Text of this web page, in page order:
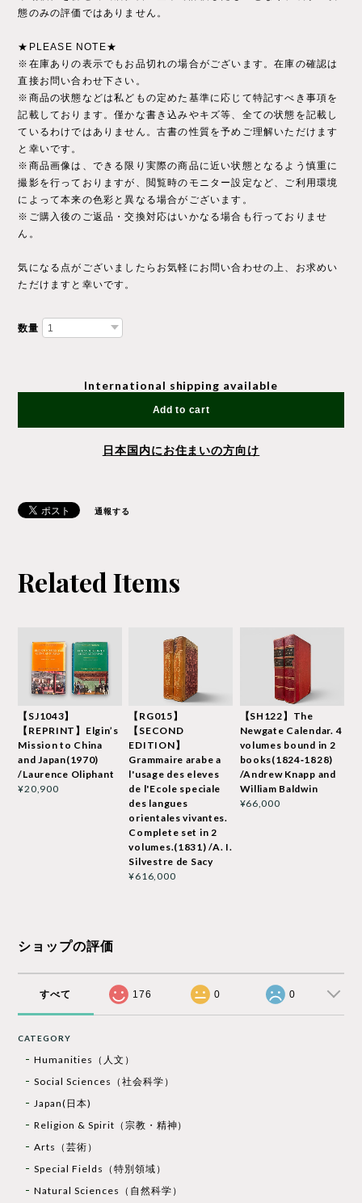
態のみの評価ではありません。
★PLEASE NOTE★
※在庫ありの表示でもお品切れの場合がございます。在庫の確認は
直接お問い合わせ下さい。
※商品の状態などは私どもの定めた基準に応じて特記すべき事項を
記載しております。僅かな書き込みやキズ等、全ての状態を記載し
ているわけではありません。古書の性質を予めご理解いただけます
と幸いです。
※商品画像は、できる限り実際の商品に近い状態となるよう慎重に
撮影を行っておりますが、閲覧時のモニター設定など、ご利用環境
によって本来の色彩と異なる場合がございます。
※ご購入後のご返品・交換対応はいかなる場合も行っておりませ
ん。
気になる点がございましたらお気軽にお問い合わせの上、お求めい
ただけますと幸いです。
数量
International shipping available
Add to cart
日本国内にお住まいの方向け
通報する
Related Items
【SJ1043】
【REPRINT】Elgin’s
Mission to China
and Japan(1970)
/Laurence Oliphant
¥20,900
【RG015】
【SECOND
EDITION】
Grammaire arabe a
l'usage des eleves
de l'Ecole speciale
des langues
orientales vivantes.
Complete set in 2
volumes.(1831) /A. I.
Silvestre de Sacy
¥616,000
【SH122】The
Newgate Calendar. 4
volumes bound in 2
books(1824‐1828)
/Andrew Knapp and
William Baldwin
¥66,000
ショップの評価
すべて 176 0 0
CATEGORY
Humanities（人文）
Social Sciences（社会科学）
Japan(日本)
Religion & Spirit（宗教・精神）
Arts（芸術）
Special Fields（特別領域）
Natural Sciences（自然科学）